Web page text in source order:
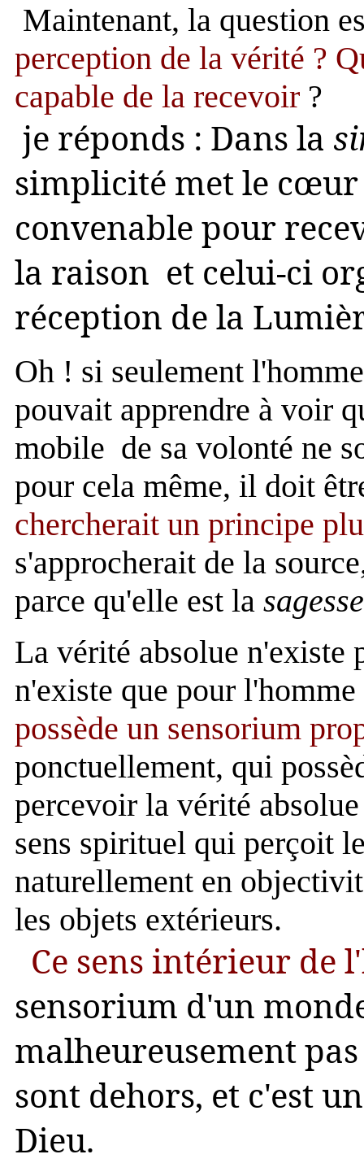
Maintenant, la question
perception de la vérité ?
capable de la recevoir ?
je réponds : Dans la
simplicité met le
convenable pour
la raison et celui-ci
réception de la
Oh ! si seulement
pouvait apprendre à voir
mobile de sa volonté ne
pour cela même, il doit
chercherait un principe
s'approcherait de la
parce qu'elle est la
La vérité absolue n'existe
n'existe que pour
possède un sensorium
ponctuellement, qui
percevoir la vérité
sens spirituel qui perçoit
naturellement en
les objets extérieurs.
Ce sens intérieur de
sensorium d'un
malheureusement
sont dehors, et c'est
Dieu.